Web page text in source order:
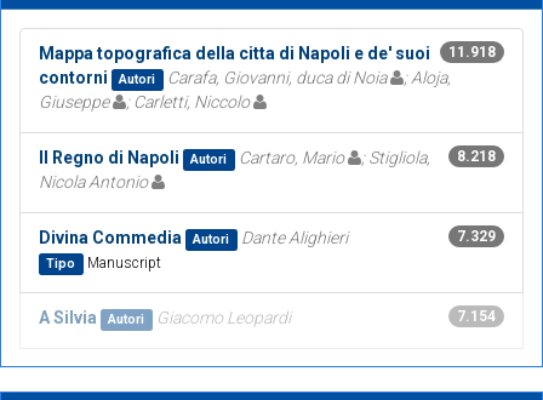
11.918
Mappa topografica della citta di Napoli e de' suoi
contorni
Autori Carafa, Giovanni, duca di Noia
; Aloja,
Giuseppe
; Carletti, Niccolo
8.218
Il Regno di Napoli Autori Cartaro, Mario
; Stigliola,
Nicola Antonio
7.329
Divina Commedia Autori Dante Alighieri
Tipo Manuscript
7.154
A Silvia Autori Giacomo Leopardi